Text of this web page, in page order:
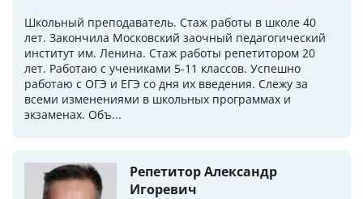
Школьный преподаватель. Стаж работы в школе 40
лет. Закончила Московский заочный педагогический
институт им. Ленина. Стаж работы репетитором 20
лет. Работаю с учениками 5-11 классов. Успешно
работаю с ОГЭ и ЕГЭ со дня их введения. Слежу за
всеми изменениями в школьных программах и
экзаменах. Объ...
Репетитор Александр
Игоревич